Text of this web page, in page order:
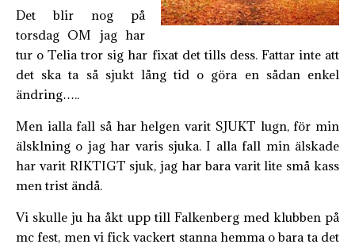
Det blir nog på
torsdag OM jag har
tur o Telia tror sig har fixat det tills dess. Fattar inte att
det ska ta så sjukt lång tid o göra en sådan enkel
ändring…..
Men ialla fall så har helgen varit SJUKT lugn, för min
älsklning o jag har varis sjuka. I alla fall min älskade
har varit RIKTIGT sjuk, jag har bara varit lite små kass
men trist ändå.
Vi skulle ju ha åkt upp till Falkenberg med klubben på
mc fest, men vi fick vackert stanna hemma o bara ta det